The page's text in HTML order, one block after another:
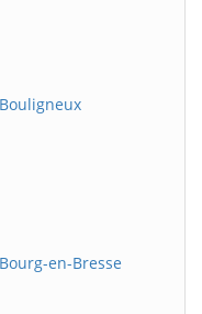
en-Bresse